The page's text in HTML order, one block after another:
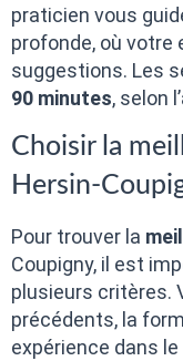
praticien vous
profonde, où
suggestions. Les
90 minutes, selon
Choisir la
Hersin-
Pour trouver la
Coupigny, il est
plusieurs critères.
précédents, la
expérience dans